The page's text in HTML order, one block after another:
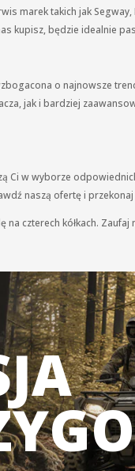
marek takich jak
kupisz, będzie idealnie
o najnowsze
jak i bardziej
w wyborze
naszą ofertę i
czterech kółkach.